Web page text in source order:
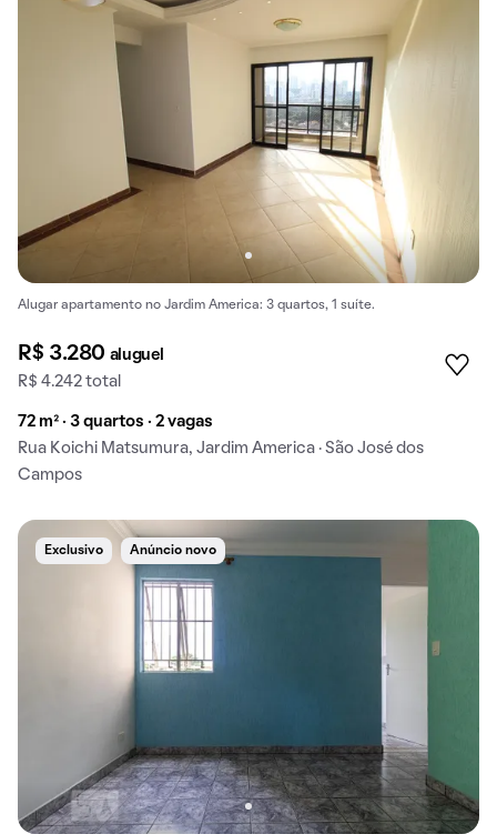
Alugar apartamento no Jardim America: 3 quartos, 1 suíte.
R$ 3.280 aluguel
R$ 4.242 total
72 m² · 3 quartos · 2 vagas
Rua Koichi Matsumura, Jardim America · São José dos
Campos
Exclusivo Anúncio novo